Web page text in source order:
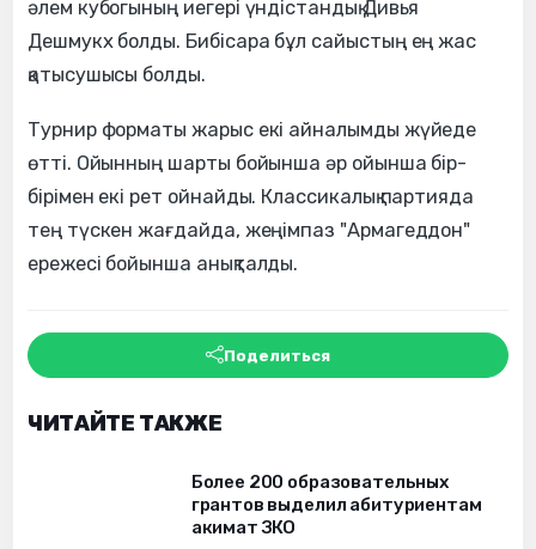
әлем кубогының иегері үндістандық Дивья
Дешмукх болды. Бибісара бұл сайыстың ең жас
қатысушысы болды.
Турнир форматы жарыс екі айналымды жүйеде
өтті. Ойынның шарты бойынша әр ойынша бір-
бірімен екі рет ойнайды. Классикалық партияда
тең түскен жағдайда, жеңімпаз "Армагеддон"
ережесі бойынша анықталды.
Поделиться
ЧИТАЙТЕ ТАКЖЕ
Более 200 образовательных
грантов выделил абитуриентам
акимат ЗКО